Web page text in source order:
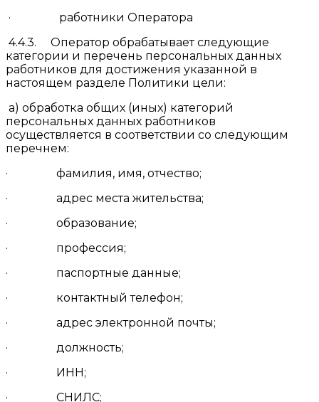
· работники Оператора
4.4.3. Оператор обрабатывает следующие
категории и перечень персональных данных
работников для достижения указанной в
настоящем разделе Политики цели:
а) обработка общих (иных) категорий
персональных данных работников
осуществляется в соответствии со следующим
перечнем:
· фамилия, имя, отчество;
· адрес места жительства;
· образование;
· профессия;
· паспортные данные;
· контактный телефон;
· адрес электронной почты;
· должность;
· ИНН;
· СНИЛС;